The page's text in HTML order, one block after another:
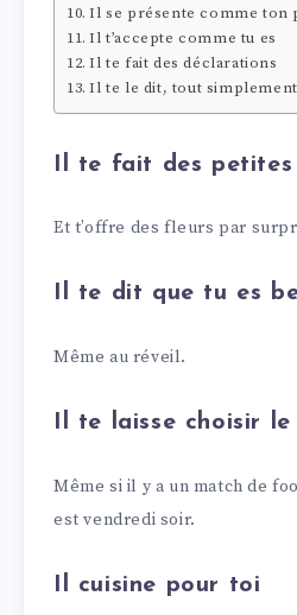
Il se présente comme ton
Il t’accepte comme tu es
Il te fait des déclarations
Il te le dit, tout simplement
Il te fait des
Et t’offre des fleurs par
Il te dit que tu es
Même au réveil.
Il te laisse choisir
Même si il y a un match de
est vendredi soir.
Il cuisine pour toi